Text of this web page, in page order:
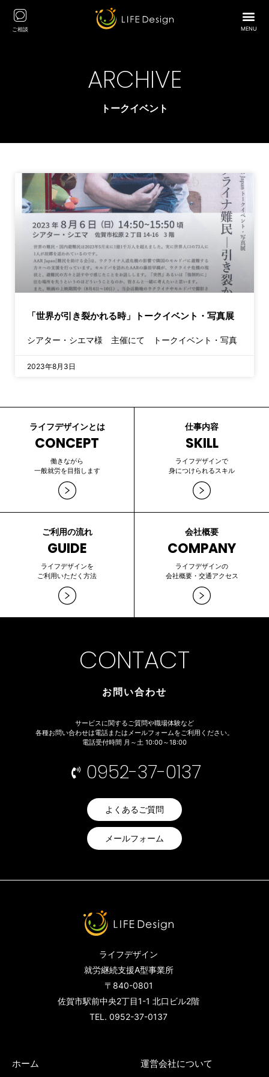
ご相談 MENU
ARCHIVE
トークイベント
「世界が引き裂かれる時」トークイベント・写真展
シアター・シエマ様 主催にて トークイベント・写真
2023年8月3日
ライフデザインとは
CONCEPT
働きながら
一般就労を目指します
仕事内容
SKILL
ライフデザインで
身につけられるスキル
ご利用の流れ
GUIDE
ライフデザインを
ご利用いただく方法
会社概要
COMPANY
ライフデザインの
会社概要・交通アクセス
CONTACT
お問い合わせ
サービスに関するご質問や職場体験など
各種お問い合わせは電話またはメールフォームをご利用ください。
電話受付時間 月～土 10:00～18:00
0952-37-0137
よくあるご質問
メールフォーム
ライフデザイン
就労継続支援A型事業所
〒840-0801
佐賀市駅前中央2丁目1-1 北口ビル2階
TEL. 0952-37-0137
ホーム 運営会社について